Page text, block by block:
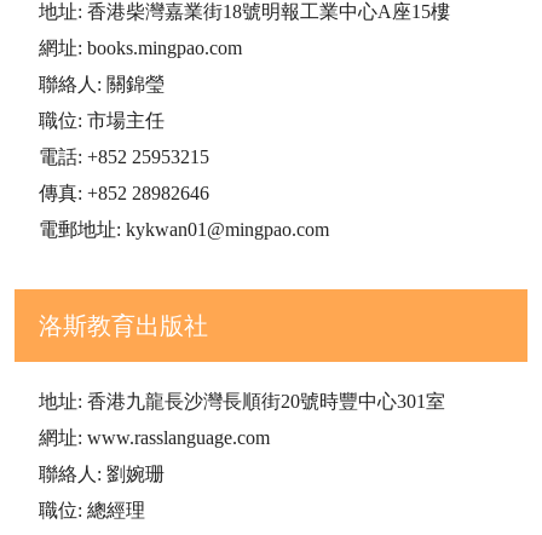
地址: 香港柴灣嘉業街18號明報工業中心A座15樓
網址: books.mingpao.com
聯絡人: 關錦瑩
職位: 市場主任
電話: +852 25953215
傳真: +852 28982646
電郵地址: kykwan01@mingpao.com
洛斯教育出版社
地址: 香港九龍長沙灣長順街20號時豐中心301室
網址: www.rasslanguage.com
聯絡人: 劉婉珊
職位: 總經理